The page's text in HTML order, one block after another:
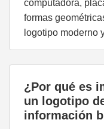
computadora,
formas
logotipo moderno
¿Por qué es
un logotipo
información